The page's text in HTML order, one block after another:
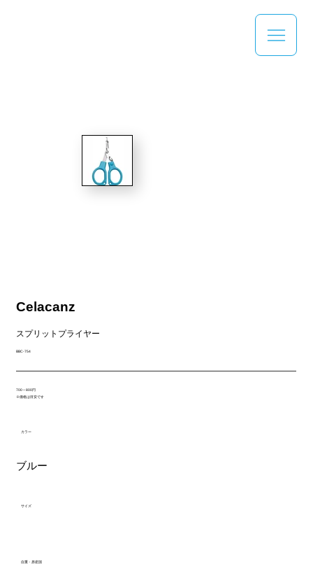
Celacanz
スプリットプライヤー
BBC-754
700～800円
※価格は目安です
カラー
ブルー
サイズ
自重・原産国